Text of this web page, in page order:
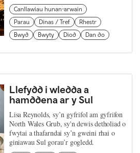
Canllawiau hunan-arwain
Parau
Dinas / Tref
Rhestr
Bwyd
Bwyty Diod Dan do
Llefydd i wledda a
hamddena ar y Sul
Lisa Reynolds, sy’n gyfrifol am gyfrifon
North Wales Grub, sy'n dewis detholiad o
fwytai a thafarndai sy’n gweini rhai o
giniawau Sul gorau’r gogledd.